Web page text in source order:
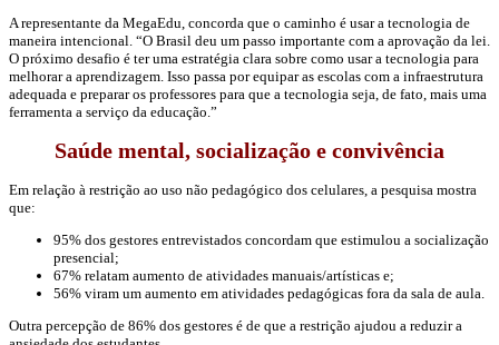
A representante da MegaEdu, concorda que o caminho é usar a tecnologia de
maneira intencional. “O Brasil deu um passo importante com a aprovação da lei.
O próximo desafio é ter uma estratégia clara sobre como usar a tecnologia para
melhorar a aprendizagem. Isso passa por equipar as escolas com a infraestrutura
adequada e preparar os professores para que a tecnologia seja, de fato, mais uma
ferramenta a serviço da educação.”
Saúde mental, socialização e convivência
Em relação à restrição ao uso não pedagógico dos celulares, a pesquisa mostra
que:
95% dos gestores entrevistados concordam que estimulou a socialização
presencial;
67% relatam aumento de atividades manuais/artísticas e;
56% viram um aumento em atividades pedagógicas fora da sala de aula.
Outra percepção de 86% dos gestores é de que a restrição ajudou a reduzir a